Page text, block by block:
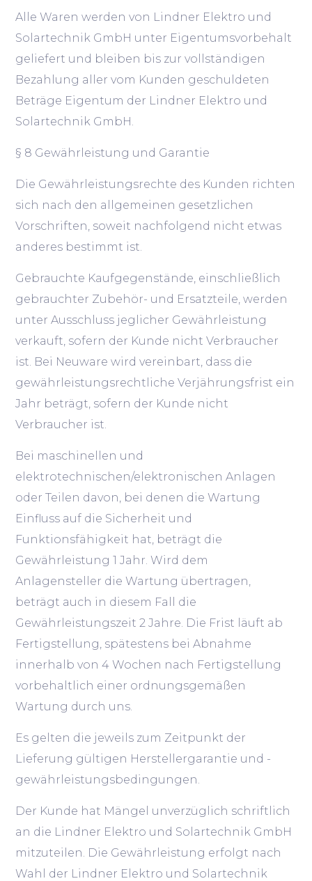
Alle Waren werden von Lindner Elektro und
Solartechnik GmbH unter Eigentumsvorbehalt
geliefert und bleiben bis zur vollständigen
Bezahlung aller vom Kunden geschuldeten
Beträge Eigentum der Lindner Elektro und
Solartechnik GmbH.
§ 8 Gewährleistung und Garantie
Die Gewährleistungsrechte des Kunden richten
sich nach den allgemeinen gesetzlichen
Vorschriften, soweit nachfolgend nicht etwas
anderes bestimmt ist.
Gebrauchte Kaufgegenstände, einschließlich
gebrauchter Zubehör- und Ersatzteile, werden
unter Ausschluss jeglicher Gewährleistung
verkauft, sofern der Kunde nicht Verbraucher
ist. Bei Neuware wird vereinbart, dass die
gewährleistungsrechtliche Verjährungsfrist ein
Jahr beträgt, sofern der Kunde nicht
Verbraucher ist.
Bei maschinellen und
elektrotechnischen/elektronischen Anlagen
oder Teilen davon, bei denen die Wartung
Einfluss auf die Sicherheit und
Funktionsfähigkeit hat, beträgt die
Gewährleistung 1 Jahr. Wird dem
Anlagensteller die Wartung übertragen,
beträgt auch in diesem Fall die
Gewährleistungszeit 2 Jahre. Die Frist läuft ab
Fertigstellung, spätestens bei Abnahme
innerhalb von 4 Wochen nach Fertigstellung
vorbehaltlich einer ordnungsgemäßen
Wartung durch uns.
Es gelten die jeweils zum Zeitpunkt der
Lieferung gültigen Herstellergarantie und -
gewährleistungsbedingungen.
Der Kunde hat Mängel unverzüglich schriftlich
an die Lindner Elektro und Solartechnik GmbH
mitzuteilen. Die Gewährleistung erfolgt nach
Wahl der Lindner Elektro und Solartechnik